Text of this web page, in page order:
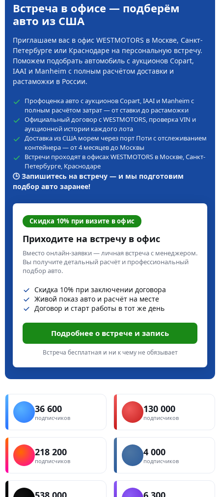
Встреча в офисе — подберём
авто из США
Приглашаем вас в офис WESTMOTORS в Москве, Санкт-
Петербурге или Краснодаре на персональную встречу.
Поможем подобрать автомобиль с аукционов Copart,
IAAI и Manheim с полным расчётом доставки и
растаможки в России.
Профоценка авто с аукционов Copart, IAAI и Manheim с
полным расчётом затрат — от ставки до растаможки
Официальный договор с WESTMOTORS, проверка VIN и
аукционной истории каждого лота
Доставка из США морем через порт Поти с отслеживанием
контейнера — от 4 месяцев до Москвы
Встречи проходят в офисах WESTMOTORS в Москве, Санкт-
Петербурге, Краснодаре
🕒 Запишитесь на встречу — и мы подготовим
подбор авто заранее!
Скидка 10% при визите в офис
Приходите на встречу в офис
Вместо онлайн-заявки — личная встреча с менеджером.
Вы получите детальный расчёт и профессиональный
подбор авто.
Скидка 10% при заключении договора
Живой показ авто и расчёт на месте
Договор и старт работы в тот же день
Подробнее о встрече и запись
Встреча бесплатная и ни к чему не обязывает
36 600
подписчиков
130 000
подписчиков
218 200
подписчиков
4 000
подписчиков